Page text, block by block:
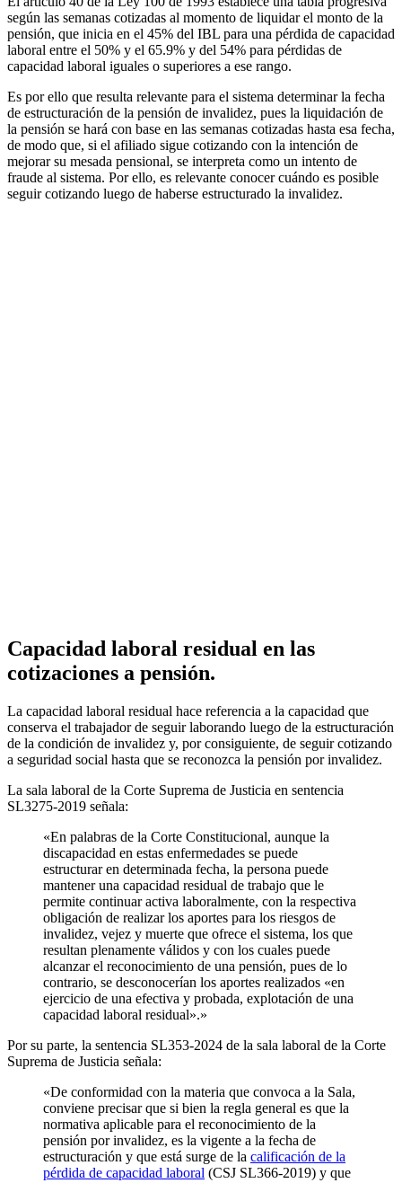
según las semanas cotizadas al momento de liquidar el monto de la
pensión, que inicia en el 45% del IBL para una pérdida de capacidad
laboral entre el 50% y el 65.9% y del 54% para pérdidas de
capacidad laboral iguales o superiores a ese rango.
Es por ello que resulta relevante para el sistema determinar la fecha
de estructuración de la pensión de invalidez, pues la liquidación de
la pensión se hará con base en las semanas cotizadas hasta esa fecha,
de modo que, si el afiliado sigue cotizando con la intención de
mejorar su mesada pensional, se interpreta como un intento de
fraude al sistema. Por ello, es relevante conocer cuándo es posible
seguir cotizando luego de haberse estructurado la invalidez.
Capacidad laboral residual en las
cotizaciones a pensión.
La capacidad laboral residual hace referencia a la capacidad que
conserva el trabajador de seguir laborando luego de la estructuración
de la condición de invalidez y, por consiguiente, de seguir cotizando
a seguridad social hasta que se reconozca la pensión por invalidez.
La sala laboral de la Corte Suprema de Justicia en sentencia
SL3275-2019 señala:
«En palabras de la Corte Constitucional, aunque la
discapacidad en estas enfermedades se puede
estructurar en determinada fecha, la persona puede
mantener una capacidad residual de trabajo que le
permite continuar activa laboralmente, con la respectiva
obligación de realizar los aportes para los riesgos de
invalidez, vejez y muerte que ofrece el sistema, los que
resultan plenamente válidos y con los cuales puede
alcanzar el reconocimiento de una pensión, pues de lo
contrario, se desconocerían los aportes realizados «en
ejercicio de una efectiva y probada, explotación de una
capacidad laboral residual».»
Por su parte, la sentencia SL353-2024 de la sala laboral de la Corte
Suprema de Justicia señala:
«De conformidad con la materia que convoca a la Sala,
conviene precisar que si bien la regla general es que la
normativa aplicable para el reconocimiento de la
pensión por invalidez, es la vigente a la fecha de
estructuración y que está surge de la calificación de la
pérdida de capacidad laboral (CSJ SL366-2019) y que